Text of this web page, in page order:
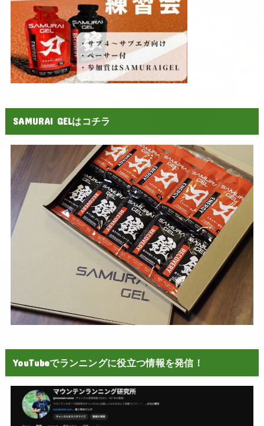
SAMURAI GELはコチラ
YouTubeでランニングに役立つ情報を発信！